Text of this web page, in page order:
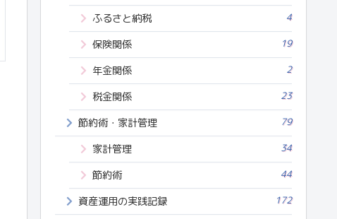
ふるさと納税 4
保険関係 19
年金関係 2
税金関係 23
節約術・家計管理 79
家計管理 34
節約術 44
資産運用の実践記録 172